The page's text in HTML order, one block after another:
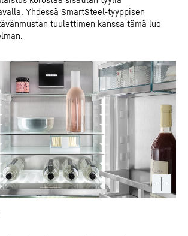
Yhdessä SmartSteel-tyyppisen
tuulettimen kanssa tämä luo